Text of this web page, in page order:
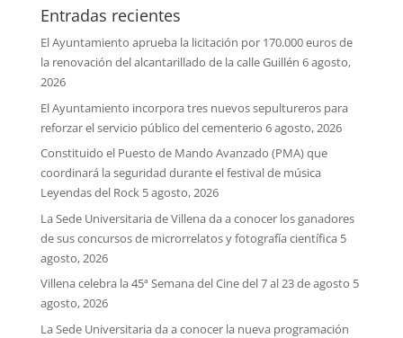
Entradas recientes
El Ayuntamiento aprueba la licitación por 170.000 euros de
la renovación del alcantarillado de la calle Guillén 6 agosto,
2026
El Ayuntamiento incorpora tres nuevos sepultureros para
reforzar el servicio público del cementerio 6 agosto, 2026
Constituido el Puesto de Mando Avanzado (PMA) que
coordinará la seguridad durante el festival de música
Leyendas del Rock 5 agosto, 2026
La Sede Universitaria de Villena da a conocer los ganadores
de sus concursos de microrrelatos y fotografía científica 5
agosto, 2026
Villena celebra la 45ª Semana del Cine del 7 al 23 de agosto 5
agosto, 2026
La Sede Universitaria da a conocer la nueva programación